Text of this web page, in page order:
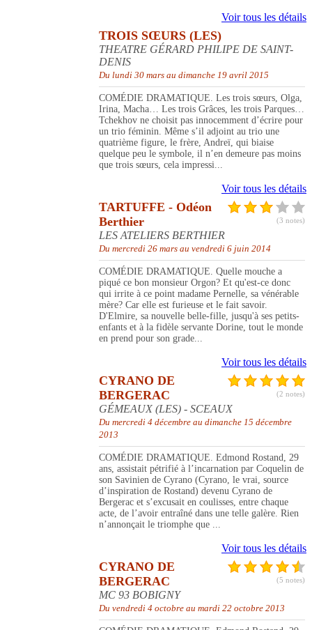
Voir tous les détails
TROIS SŒURS (LES)
THEATRE GÉRARD PHILIPE DE SAINT-
DENIS
Du lundi 30 mars au dimanche 19 avril 2015
COMÉDIE DRAMATIQUE. Les trois sœurs, Olga,
Irina, Macha… Les trois Grâces, les trois Parques…
Tchekhov ne choisit pas innocemment d’écrire pour
un trio féminin. Même s’il adjoint au trio une
quatrième figure, le frère, Andreï, qui biaise
quelque peu le symbole, il n’en demeure pas moins
que trois sœurs, cela impressi...
Voir tous les détails
(3 notes)
TARTUFFE - Odéon
Berthier
LES ATELIERS BERTHIER
Du mercredi 26 mars au vendredi 6 juin 2014
COMÉDIE DRAMATIQUE. Quelle mouche a
piqué ce bon monsieur Orgon? Et qu'est-ce donc
qui irrite à ce point madame Pernelle, sa vénérable
mère? Car elle est furieuse et le fait savoir.
D'Elmire, sa nouvelle belle-fille, jusqu'à ses petits-
enfants et à la fidèle servante Dorine, tout le monde
en prend pour son grade...
Voir tous les détails
(2 notes)
CYRANO DE
BERGERAC
GÉMEAUX (LES) - SCEAUX
Du mercredi 4 décembre au dimanche 15 décembre
2013
COMÉDIE DRAMATIQUE. Edmond Rostand, 29
ans, assistait pétrifié à l’incarnation par Coquelin de
son Savinien de Cyrano (Cyrano, le vrai, source
d’inspiration de Rostand) devenu Cyrano de
Bergerac et s’excusait en coulisses, entre chaque
acte, de l’avoir entraîné dans une telle galère. Rien
n’annonçait le triomphe que ...
Voir tous les détails
(5 notes)
CYRANO DE
BERGERAC
MC 93 BOBIGNY
Du vendredi 4 octobre au mardi 22 octobre 2013